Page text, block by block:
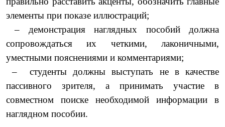
элементы при показе иллюстраций;
– демонстрация наглядных пособий должна
сопровождаться их четкими, лаконичными,
уместными пояснениями и комментариями;
– студенты должны выступать не в качестве
пассивного зрителя, а принимать участие в
совместном поиске необходимой информации в
наглядном пособии.